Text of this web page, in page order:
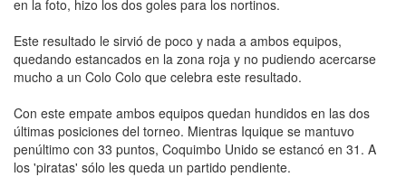
en la foto, hizo los dos goles para los nortinos.
Este resultado le sirvió de poco y nada a ambos equipos,
quedando estancados en la zona roja y no pudiendo acercarse
mucho a un Colo Colo que celebra este resultado.
Con este empate ambos equipos quedan hundidos en las dos
últimas posiciones del torneo. Mientras Iquique se mantuvo
penúltimo con 33 puntos, Coquimbo Unido se estancó en 31. A
los 'piratas' sólo les queda un partido pendiente.